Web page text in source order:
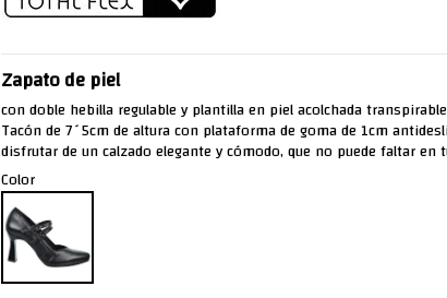
Zapato de piel
con doble hebilla regulable y plantilla en piel acolchada
Tacón de 7´5cm de altura con plataforma de goma de 1cm
disfrutar de un calzado elegante y cómodo, que no puede faltar en
Color